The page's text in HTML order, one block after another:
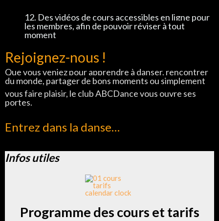
12. Des vidéos de cours accessibles en ligne pour
les membres, afin de pouvoir réviser à tout
moment
Rejoignez-nous !
Que vous veniez pour apprendre à danser, rencontrer
du monde, partager de bons moments ou simplement
vous faire plaisir, le club ABCDance vous ouvre ses
portes.
Entrez dans la danse…
Infos utiles
Programme des cours et tarifs